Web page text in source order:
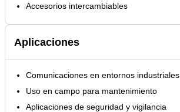
Accesorios intercambiables
Aplicaciones
Comunicaciones en entornos industriales
Uso en campo para mantenimiento
Aplicaciones de seguridad y vigilancia